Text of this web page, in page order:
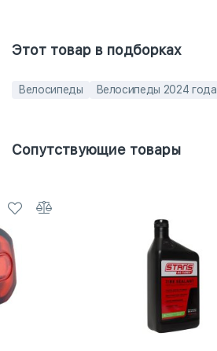
Этот товар в подборках
Велосипеды Велосипеды 2024 года
Сопутствующие товары